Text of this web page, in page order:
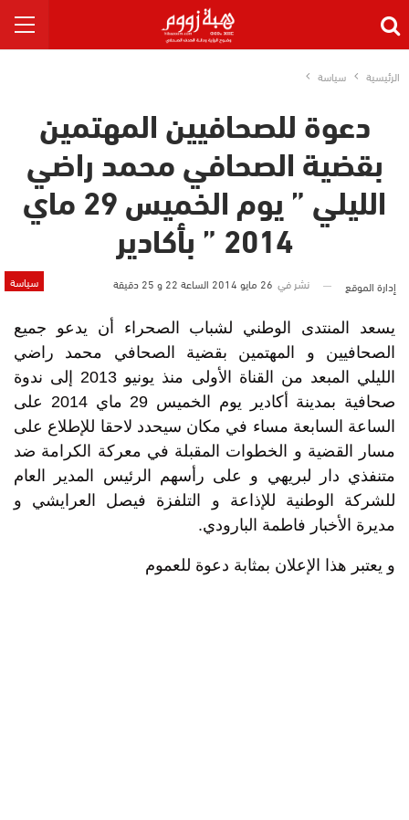
الرئيسية سياسة
دعوة للصحافيين المهتمين
بقضية الصحافي محمد راضي
الليلي ” يوم الخميس 29 ماي
2014 ” بأكادير
سياسة إدارة الموقع نشر في 26 مايو 2014 الساعة 22 و 25 دقيقة
يسعد المنتدى الوطني لشباب الصحراء أن يدعو جميع
الصحافيين و المهتمين بقضية الصحافي محمد راضي
الليلي المبعد من القناة الأولى منذ يونيو 2013 إلى ندوة
صحافية بمدينة أكادير يوم الخميس 29 ماي 2014 على
الساعة السابعة مساء في مكان سيحدد لاحقا للإطلاع على
مسار القضية و الخطوات المقبلة في معركة الكرامة ضد
متنفذي دار لبريهي و على رأسهم الرئيس المدير العام
للشركة الوطنية للإذاعة و التلفزة فيصل العرايشي و
مديرة الأخبار فاطمة البارودي.
و يعتبر هذا الإعلان بمثابة دعوة للعموم